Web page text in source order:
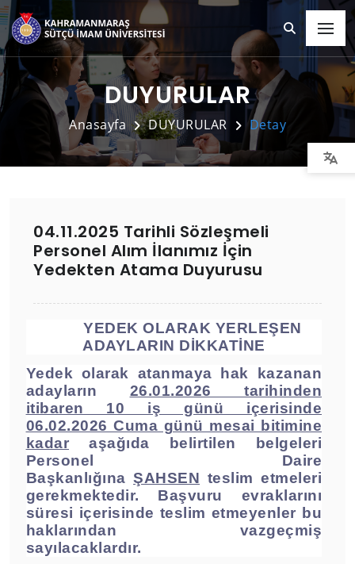
DUYURULAR
Anasayfa DUYURULAR Detay
04.11.2025 Tarihli Sözleşmeli
Personel Alım İlanımız İçin
Yedekten Atama Duyurusu
YEDEK OLARAK YERLEŞEN
ADAYLARIN DİKKATİNE
Yedek olarak atanmaya hak kazanan
adayların 26.01.2026 tarihinden
itibaren 10 iş günü içerisinde
06.02.2026 Cuma günü mesai bitimine
kadar aşağıda belirtilen belgeleri
Personel Daire
BaşkanlığınaŞAHSEN teslim etmeleri
gerekmektedir. Başvuru evraklarını
süresi içerisinde teslim etmeyenler bu
haklarından vazgeçmiş
sayılacaklardır.